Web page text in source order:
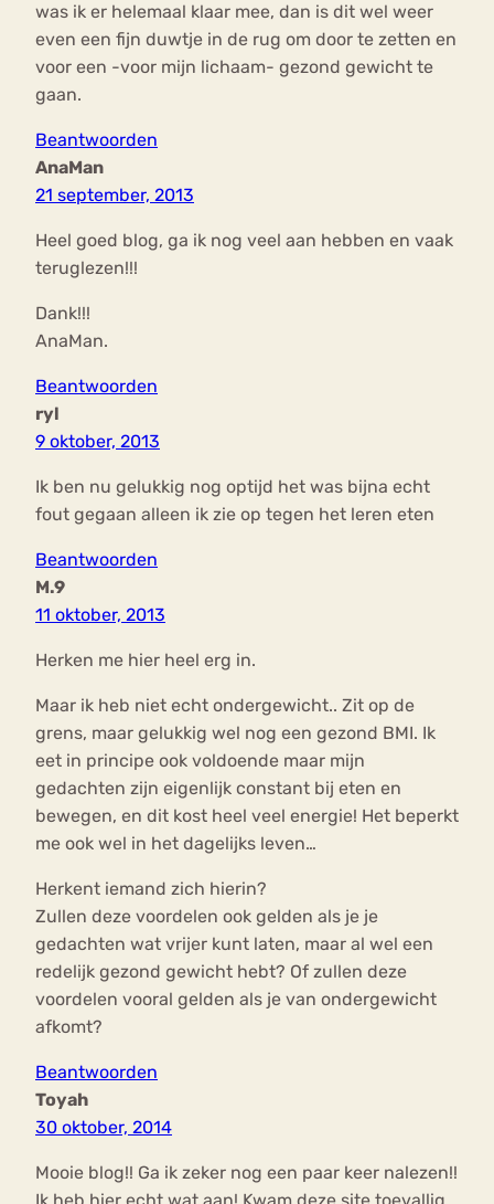
was ik er helemaal klaar mee, dan is dit wel weer
even een fijn duwtje in de rug om door te zetten en
voor een -voor mijn lichaam- gezond gewicht te
gaan.
Beantwoorden
AnaMan
21 september, 2013
Heel goed blog, ga ik nog veel aan hebben en vaak
teruglezen!!!
Dank!!!
AnaMan.
Beantwoorden
ryl
9 oktober, 2013
Ik ben nu gelukkig nog optijd het was bijna echt
fout gegaan alleen ik zie op tegen het leren eten
Beantwoorden
M.9
11 oktober, 2013
Herken me hier heel erg in.
Maar ik heb niet echt ondergewicht.. Zit op de
grens, maar gelukkig wel nog een gezond BMI. Ik
eet in principe ook voldoende maar mijn
gedachten zijn eigenlijk constant bij eten en
bewegen, en dit kost heel veel energie! Het beperkt
me ook wel in het dagelijks leven…
Herkent iemand zich hierin?
Zullen deze voordelen ook gelden als je je
gedachten wat vrijer kunt laten, maar al wel een
redelijk gezond gewicht hebt? Of zullen deze
voordelen vooral gelden als je van ondergewicht
afkomt?
Beantwoorden
Toyah
30 oktober, 2014
Mooie blog!! Ga ik zeker nog een paar keer nalezen!!